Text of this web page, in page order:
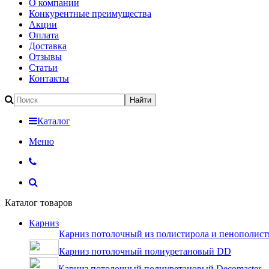
О компании
Конкурентные преимущества
Акции
Оплата
Доставка
Отзывы
Статьи
Контакты
Каталог
Меню
Каталог товаров
Карниз
Карниз потолочный из полистирола и
Карниз потолочный полиуретановый DD